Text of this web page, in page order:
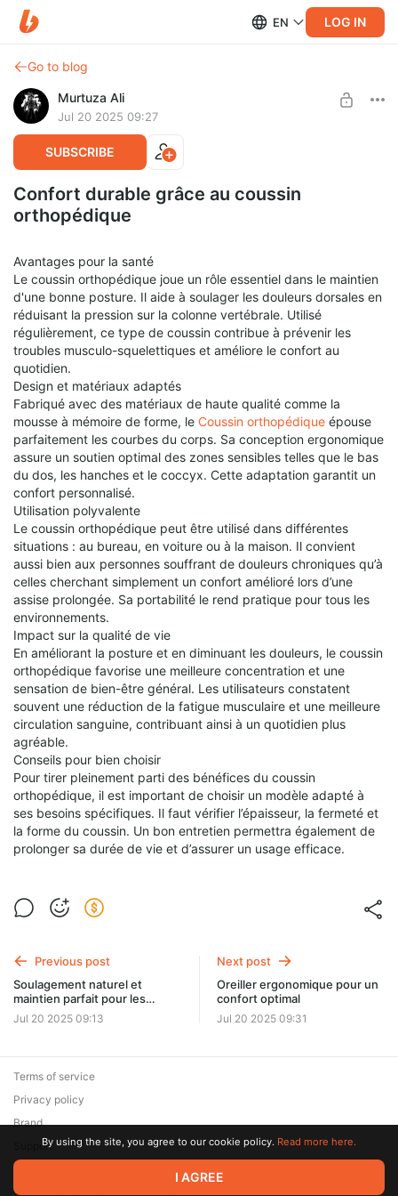
EN LOG IN
Go to blog
Murtuza Ali
Jul 20 2025 09:27
SUBSCRIBE
Confort durable grâce au coussin
orthopédique
Avantages pour la santé
Le coussin orthopédique joue un rôle essentiel dans le maintien
d'une bonne posture. Il aide à soulager les douleurs dorsales en
réduisant la pression sur la colonne vertébrale. Utilisé
régulièrement, ce type de coussin contribue à prévenir les
troubles musculo-squelettiques et améliore le confort au
quotidien.
Design et matériaux adaptés
Fabriqué avec des matériaux de haute qualité comme la
mousse à mémoire de forme, le Coussin orthopédique épouse
parfaitement les courbes du corps. Sa conception ergonomique
assure un soutien optimal des zones sensibles telles que le bas
du dos, les hanches et le coccyx. Cette adaptation garantit un
confort personnalisé.
Utilisation polyvalente
Le coussin orthopédique peut être utilisé dans différentes
situations : au bureau, en voiture ou à la maison. Il convient
aussi bien aux personnes souffrant de douleurs chroniques qu’à
celles cherchant simplement un confort amélioré lors d’une
assise prolongée. Sa portabilité le rend pratique pour tous les
environnements.
Impact sur la qualité de vie
En améliorant la posture et en diminuant les douleurs, le coussin
orthopédique favorise une meilleure concentration et une
sensation de bien-être général. Les utilisateurs constatent
souvent une réduction de la fatigue musculaire et une meilleure
circulation sanguine, contribuant ainsi à un quotidien plus
agréable.
Conseils pour bien choisir
Pour tirer pleinement parti des bénéfices du coussin
orthopédique, il est important de choisir un modèle adapté à
ses besoins spécifiques. Il faut vérifier l’épaisseur, la fermeté et
la forme du coussin. Un bon entretien permettra également de
prolonger sa durée de vie et d’assurer un usage efficace.
Previous post
Soulagement naturel et
maintien parfait pour les
cervicales
Jul 20 2025 09:13
Next post
Oreiller ergonomique pour un
confort optimal
Jul 20 2025 09:31
© 2026 Zaya Solutions Limited. All rights reserved. All trademarks
are the property of their respective owners.
Terms of service
Privacy policy
Brand
SupportBy using the site, you agree to our cookie policy. Read more here.
I AGREE